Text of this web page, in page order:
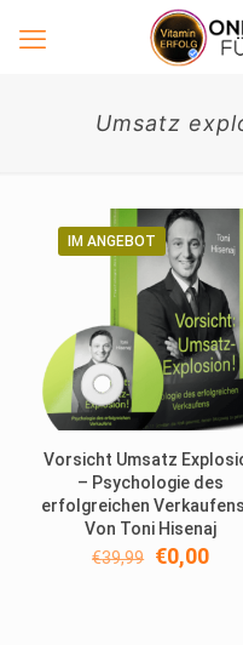
Umsatz
IM ANGEBOT
Vorsicht Umsatz
– Psychologie des
erfolgreichen
Von Toni Hisenaj
€39,99 €0,00